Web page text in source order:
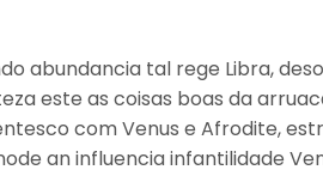
abundancia tal rege Libra,
este as coisas boas da
com Venus e Afrodite,
an influencia infantilidade